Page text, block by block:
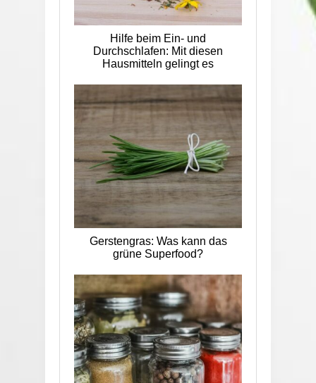
Hilfe beim Ein- und
Durchschlafen: Mit diesen
Hausmitteln gelingt es
Gerstengras: Was kann das
grüne Superfood?